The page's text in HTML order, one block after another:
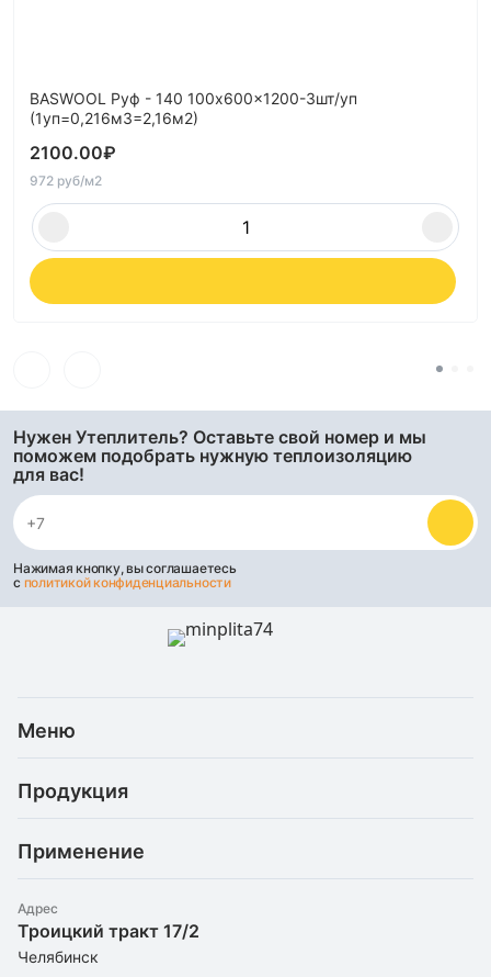
BASWOOL Руф - 140 100x600x1200-3шт/уп
(1уп=0,216м3=2,16м2)
2100.00₽
972 руб/м2
Нужен Утеплитель? Оставьте свой номер и мы
поможем подобрать нужную теплоизоляцию
для вас!
Нажимая кнопку, вы соглашаетесь
с политикой конфиденциальности
Меню
Услуги
Доставка и оплата
О компании
Утеплители оптом
Контакты
Продукция
Базальтовая теплоизоляция
Штапельное стекловолокно
Экструдированный пенополистирол
Пенопласт
Применение
Для бани/сауны
Для вентиляции
Для камина
Адрес
Троицкий тракт 17/2
Челябинск